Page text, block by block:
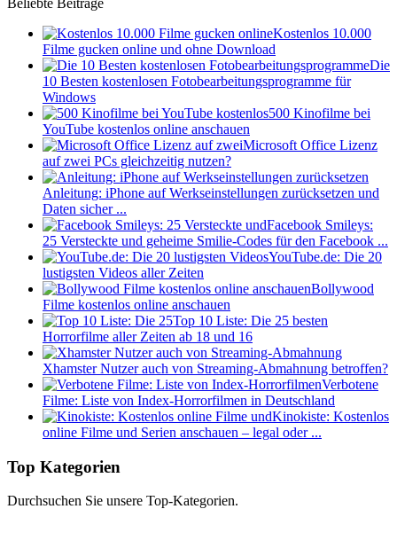
Beliebte Beiträge
Kostenlos 10.000
Filme gucken online und ohne Download
Die
10 Besten kostenlosen Fotobearbeitungsprogramme für
Windows
500 Kinofilme bei
YouTube kostenlos online anschauen
Microsoft Office Lizenz
auf zwei PCs gleichzeitig nutzen?
Anleitung: iPhone auf Werkseinstellungen zurücksetzen und
Daten sicher ...
Facebook Smileys:
25 Versteckte und geheime Smilie-Codes für den Facebook ...
YouTube.de: Die 20
lustigsten Videos aller Zeiten
Bollywood
Filme kostenlos online anschauen
Top 10 Liste: Die 25 besten
Horrorfilme aller Zeiten ab 18 und 16
Xhamster Nutzer auch von Streaming-Abmahnung betroffen?
Verbotene
Filme: Liste von Index-Horrorfilmen in Deutschland
Kinokiste: Kostenlos
online Filme und Serien anschauen – legal oder ...
Top Kategorien
Durchsuchen Sie unsere Top-Kategorien.